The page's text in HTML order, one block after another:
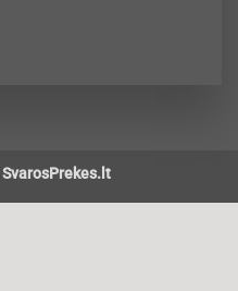
SvarosPrekes.lt